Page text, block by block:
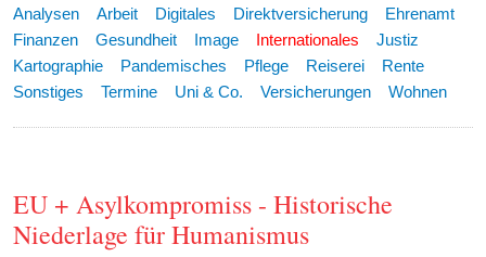
Analysen Arbeit Digitales Direktversicherung
Ehrenamt
Finanzen
Gesundheit Image Internationales
Justiz
Kartographie
Pandemisches Pflege Reiserei
Rente
Sonstiges
Termine Uni & Co. Versicherungen Wohnen
EU + Asylkompromiss - Historische
Niederlage für Humanismus